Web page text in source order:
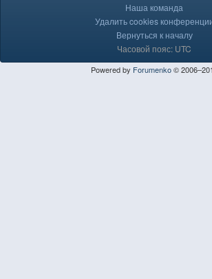
Наша команда
Удалить cookies
Вернуться к началу
Часовой пояс: UTC
Powered by Forumenko©